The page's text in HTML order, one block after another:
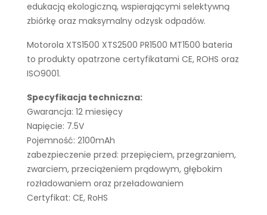
edukacją ekologiczną, wspierającymi selektywną
zbiórkę oraz maksymalny odzysk odpadów.
Motorola XTS1500 XTS2500 PR1500 MT1500 bateria
to produkty opatrzone certyfikatami CE, ROHS oraz
ISO9001.
Specyfikacja techniczna:
Gwarancja: 12 miesięcy
Napięcie: 7.5V
Pojemność: 2100mAh
zabezpieczenie przed: przepięciem, przegrzaniem,
zwarciem, przeciążeniem prądowym, głębokim
rozładowaniem oraz przeładowaniem
Certyfikat: CE, RoHS